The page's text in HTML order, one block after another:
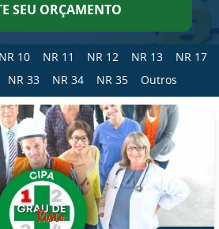
SEU ORÇAMENTO
NR 10 NR 11 NR 12 NR 13
NR 17
NR 33 NR 34 NR 35 Outros